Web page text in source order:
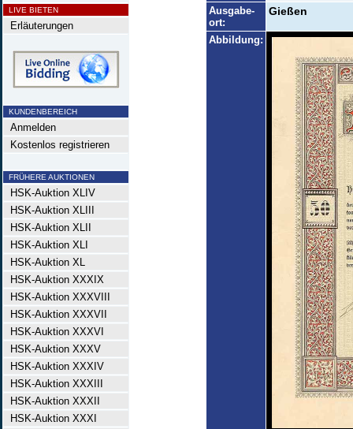
LIVE BIETEN
Erläuterungen
KUNDENBEREICH
Anmelden
Kostenlos registrieren
FRÜHERE AUKTIONEN
HSK-Auktion XLIV
HSK-Auktion XLIII
HSK-Auktion XLII
HSK-Auktion XLI
HSK-Auktion XL
HSK-Auktion XXXIX
HSK-Auktion XXXVIII
HSK-Auktion XXXVII
HSK-Auktion XXXVI
HSK-Auktion XXXV
HSK-Auktion XXXIV
HSK-Auktion XXXIII
HSK-Auktion XXXII
HSK-Auktion XXXI
Ausgabe-
ort:
Gießen
Abbildung: